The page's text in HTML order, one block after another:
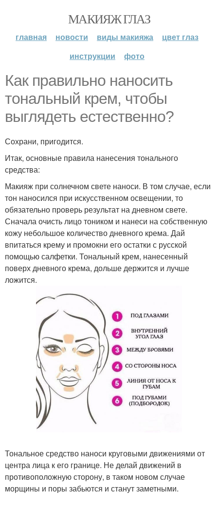
МАКИЯЖ ГЛАЗ
главная новости виды макияжа
цвет глаз
инструкции
фото
Как правильно наносить
тональный крем, чтобы
выглядеть естественно?
Сохрани, пригодится.
Итак, основные правила нанесения тонального
средства:
Макияж при солнечном свете наноси. В том случае, если
тон наносился при искусственном освещении, то
обязательно проверь результат на дневном свете.
Сначала очисть лицо тоником и нанеси на собственную
кожу небольшое количество дневного крема. Дай
впитаться крему и промокни его остатки с русской
помощью салфетки. Тональный крем, нанесенный
поверх дневного крема, дольше держится и лучше
ложится.
Тональное средство наноси круговыми движениями от
центра лица к его границе. Не делай движений в
противоположную сторону, в таком новом случае
морщины и поры забьются и станут заметными.